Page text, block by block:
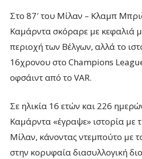
Στο 87′του Μίλαν – Κλαμπ
Καμάρντα σκόραρε με κεφαλιά
περιοχή των Βέλγων, αλλά το
16χρονου στο Champions
οφσάιντ από το VAR.
Σε ηλικία 16 ετών και 226
Καμάρντα «έγραψε» ιστορία με
Μίλαν, κάνοντας ντεμπούτο με
στην κορυφαία διασυλλογική